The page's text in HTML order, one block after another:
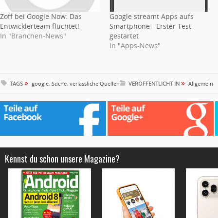
Zoff bei Google Now: Das
Entwicklerteam flüchtet!
In "Branchen-News"
Google streamt Apps aufs
Smartphone - Erster Test
gestartet
In "Apps-News"
TAGS » google, Suche, verlässliche Quellen VERÖFFENTLICHT IN » Allgemein
Kennst du schon unsere Magazine?